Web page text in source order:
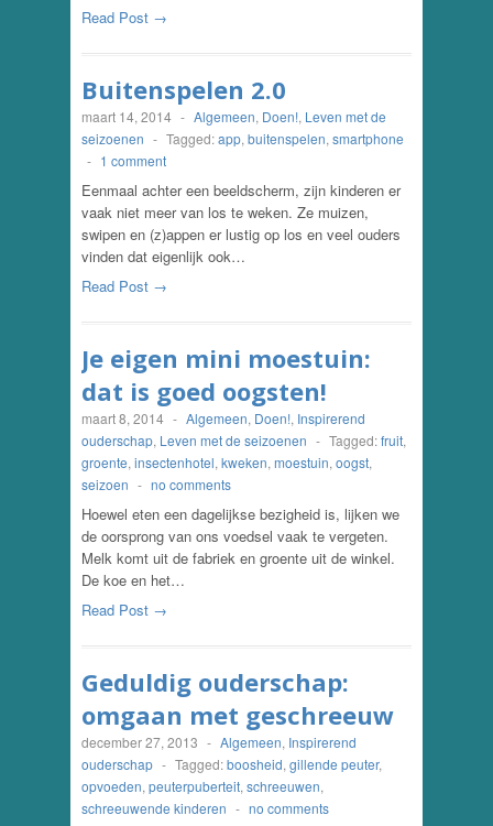
Read Post →
Buitenspelen 2.0
maart 14, 2014 - Algemeen, Doen!, Leven met de
seizoenen - Tagged:app, buitenspelen, smartphone
- 1 comment
Eenmaal achter een beeldscherm, zijn kinderen er
vaak niet meer van los te weken. Ze muizen,
swipen en (z)appen er lustig op los en veel ouders
vinden dat eigenlijk ook…
Read Post →
Je eigen mini moestuin:
dat is goed oogsten!
maart 8, 2014 - Algemeen, Doen!, Inspirerend
ouderschap, Leven met de seizoenen - Tagged:fruit,
groente, insectenhotel, kweken, moestuin, oogst,
seizoen - no comments
Hoewel eten een dagelijkse bezigheid is, lijken we
de oorsprong van ons voedsel vaak te vergeten.
Melk komt uit de fabriek en groente uit de winkel.
De koe en het…
Read Post →
Geduldig ouderschap:
omgaan met geschreeuw
december 27, 2013 - Algemeen, Inspirerend
ouderschap - Tagged:boosheid, gillende peuter,
opvoeden, peuterpuberteit, schreeuwen,
schreeuwende kinderen - no comments